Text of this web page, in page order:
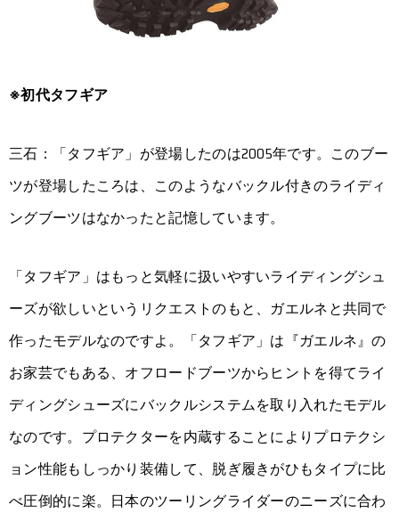
※初代タフギア
三石：「タフギア」が登場したのは2005年です。このブー
ツが登場したころは、このようなバックル付きのライディ
ングブーツはなかったと記憶しています。
「タフギア」はもっと気軽に扱いやすいライディングシュ
ーズが欲しいというリクエストのもと、ガエルネと共同で
作ったモデルなのですよ。「タフギア」は『ガエルネ』の
お家芸でもある、オフロードブーツからヒントを得てライ
ディングシューズにバックルシステムを取り入れたモデル
なのです。プロテクターを内蔵することによりプロテクシ
ョン性能もしっかり装備して、脱ぎ履きがひもタイプに比
べ圧倒的に楽。日本のツーリングライダーのニーズに合わ